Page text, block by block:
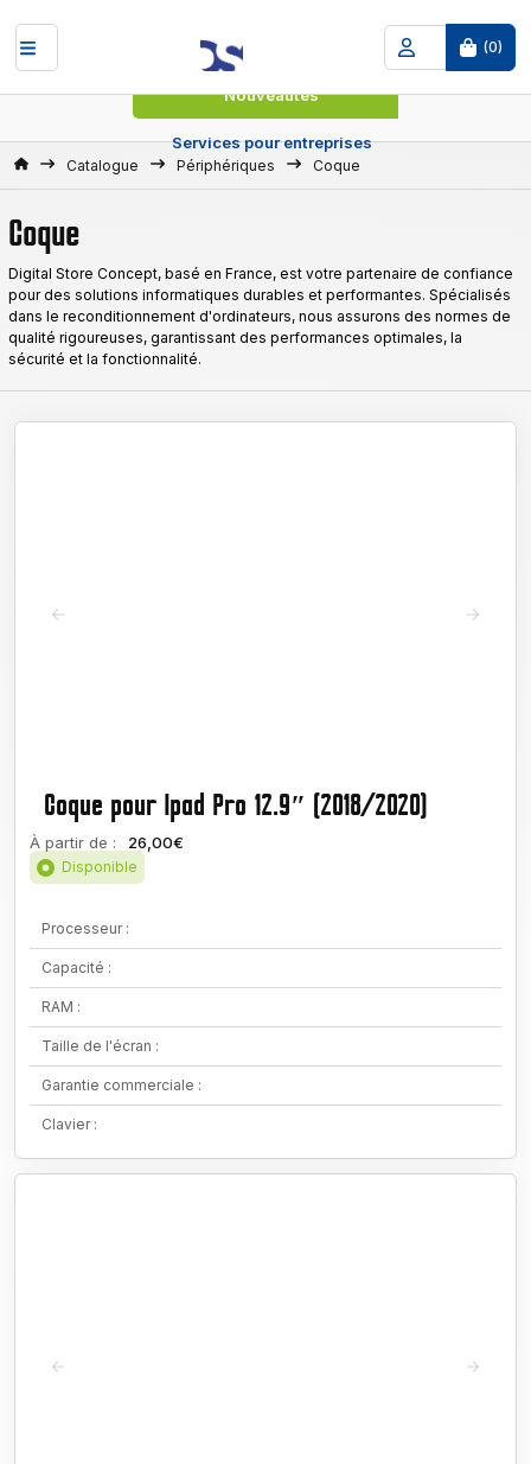
(0)
Nouveautés
Services pour entreprises
AccueilCatalogue Périphériques Coque
Coque
Digital Store Concept, basé en France, est votre partenaire de confiance
pour des solutions informatiques durables et performantes. Spécialisés
dans le reconditionnement d'ordinateurs, nous assurons des normes de
qualité rigoureuses, garantissant des performances optimales, la
sécurité et la fonctionnalité.
Coque pour Ipad Pro 12.9″ (2018/2020)
À partir de : 26,00€
Disponible
Processeur :
Capacité :
RAM :
Taille de l'écran :
Garantie commerciale :
Clavier :